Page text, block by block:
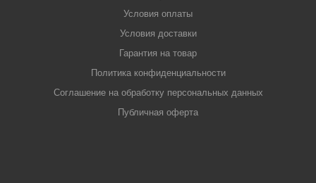
Условия оплаты
Условия доставки
Гарантия на товар
Политика конфиденциальности
Соглашение на обработку персональных данных
Публичная оферта